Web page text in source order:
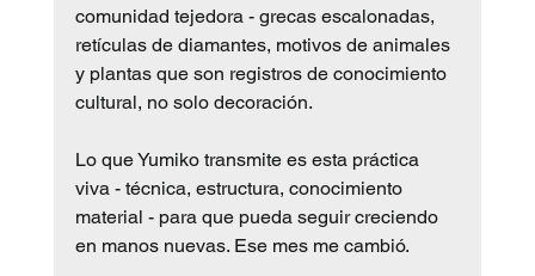
comunidad tejedora - grecas escalonadas,
retículas de diamantes, motivos de animales
y plantas que son registros de conocimiento
cultural, no solo decoración.
Lo que Yumiko transmite es esta práctica
viva - técnica, estructura, conocimiento
material - para que pueda seguir creciendo
en manos nuevas. Ese mes me cambió.